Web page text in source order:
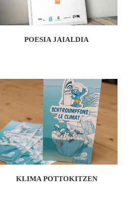
POESIA JAIALDIA
KLIMA POTTOKITZEN